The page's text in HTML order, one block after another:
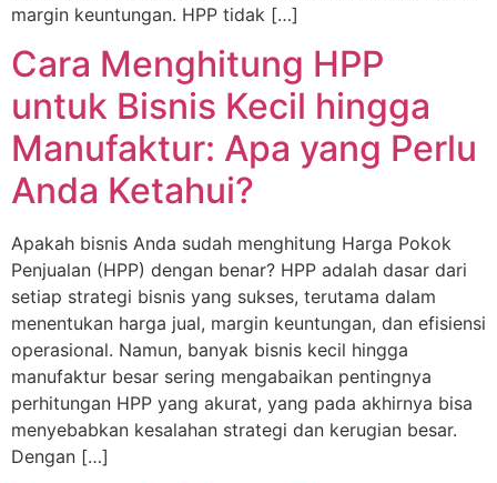
margin keuntungan. HPP tidak […]
Cara Menghitung HPP
untuk Bisnis Kecil hingga
Manufaktur: Apa yang Perlu
Anda Ketahui?
Apakah bisnis Anda sudah menghitung Harga Pokok
Penjualan (HPP) dengan benar? HPP adalah dasar dari
setiap strategi bisnis yang sukses, terutama dalam
menentukan harga jual, margin keuntungan, dan efisiensi
operasional. Namun, banyak bisnis kecil hingga
manufaktur besar sering mengabaikan pentingnya
perhitungan HPP yang akurat, yang pada akhirnya bisa
menyebabkan kesalahan strategi dan kerugian besar.
Dengan […]